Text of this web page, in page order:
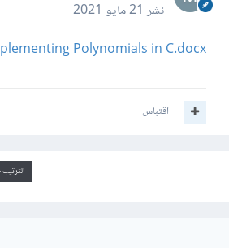
نشر21 مايو 2021
Polynomials in C.docx
اقتباس